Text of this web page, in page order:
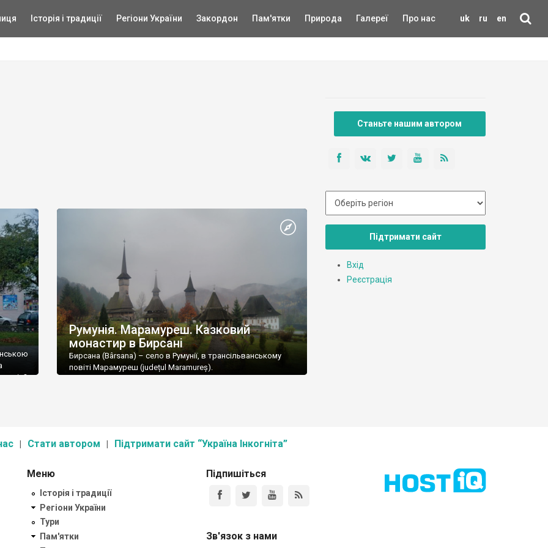
uk ru en
Історія і традиції Регіони України Закордон Пам'ятки Природа Галереї Про нас
Румунія. Марамуреш. Казковий
монастир в Бирсані
Бирсана (Bârsana) – село в Румунії, в трансільванському
повіті Марамуреш (județul Maramureș).
Станьте нашим автором
Підтримати сайт
Вхід
Реєстрація
Стати автором Підтримати сайт “Україна Інкогніта”
Меню
Історія і традиції
Регіони України
Тури
Пам'ятки
Підпишіться
Зв'язок з нами